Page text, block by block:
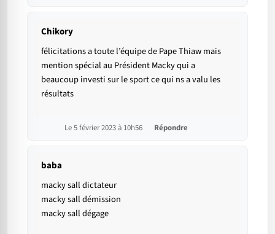
Chikory
félicitations a toute l’équipe de Pape Thiaw mais
mention spécial au Président Macky qui a
beaucoup investi sur le sport ce qui ns a valu les
résultats
Le 5 février 2023 à 10h56 Répondre
baba
macky sall dictateur
macky sall démission
macky sall dégage